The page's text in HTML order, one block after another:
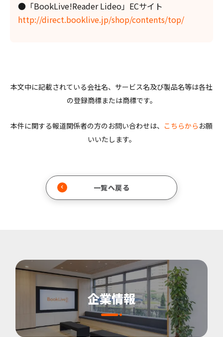
●「BookLive!Reader Lideo」ECサイト
http://direct.booklive.jp/shop/contents/top/
本文中に記載されている会社名、サービス名及び製品名等は各社
の登録商標または商標です。
本件に関する報道関係者の方のお問い合わせは、 こちらから お願
いいたします。
一覧へ戻る
企業情報